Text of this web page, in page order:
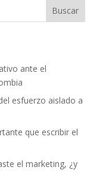
Buscar
ante el
esfuerzo aislado a
que escribir el
el marketing, ¿y